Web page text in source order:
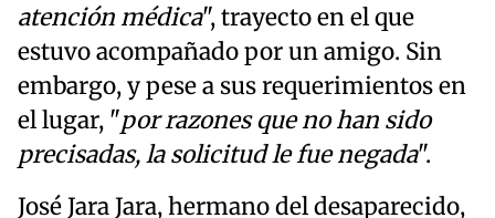
atención médica", trayecto en el que
estuvo acompañado por un amigo. Sin
embargo, y pese a sus requerimientos en
el lugar, "por razones que no han sido
precisadas, la solicitud le fue negada".
José Jara Jara, hermano del desaparecido,